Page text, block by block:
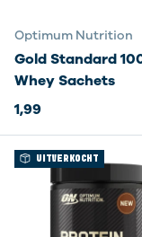
Optimum Nutrition
Gold Standard
Whey Sachets
1,99
UITVERKOCHT